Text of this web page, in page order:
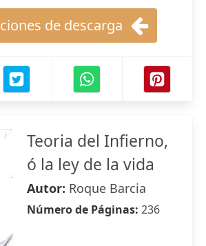
de descarga
Teoria del Infierno,
ó la ley de la vida
Autor: Roque Barcia
Número de Páginas: 236